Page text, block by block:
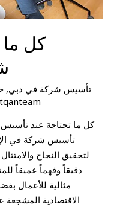
كل
تأسيس شركة في دبي,
كل ما تحتاجة عند
تأسيس شركة في
لتحقيق النجاح
دقيقاً وفهماً عميقاً
مثالية للأعمال
الاقتصادية المشجعة